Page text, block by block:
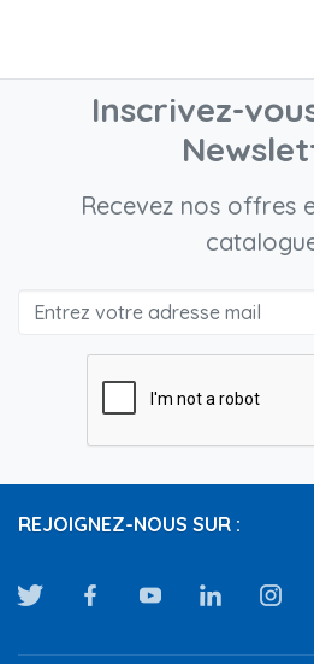
Inscrivez-
Recevez nos offres
REJOIGNEZ-NOUS SUR :